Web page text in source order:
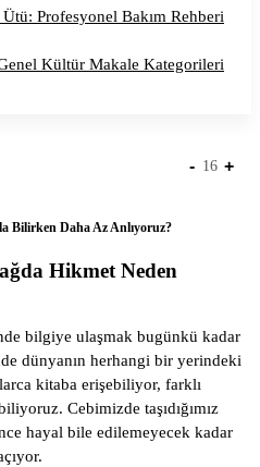
Profesyonel Bakım Rehberi
Kültür Makale Kategorileri
Bilirken Daha Az Anlıyoruz?
Hikmet Neden
bilgiye ulaşmak bugünkü kadar
dünyanın herhangi bir yerindeki
kitaba erişebiliyor, farklı
Cebimizde taşıdığımız
hayal bile edilemeyecek kadar
- 16 +